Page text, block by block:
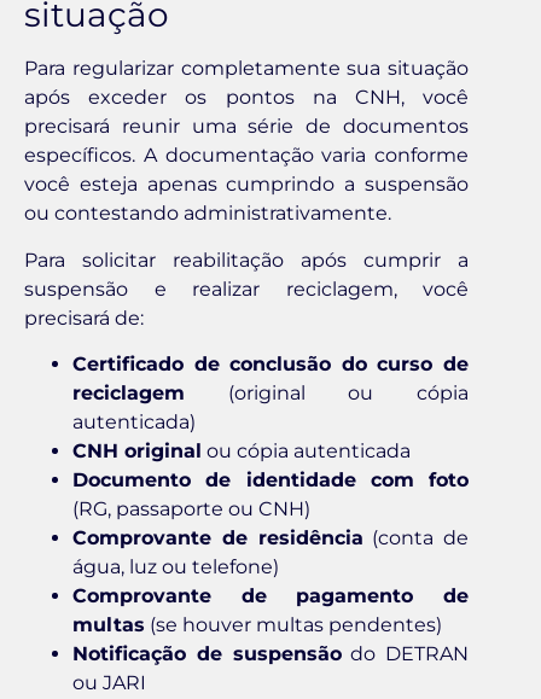
situação
Para regularizar completamente sua situação
após exceder os pontos na CNH, você
precisará reunir uma série de documentos
específicos. A documentação varia conforme
você esteja apenas cumprindo a suspensão
ou contestando administrativamente.
Para solicitar reabilitação após cumprir a
suspensão e realizar reciclagem, você
precisará de:
Certificado de conclusão do curso de
reciclagem (original ou cópia
autenticada)
CNH original ou cópia autenticada
Documento de identidade com foto
(RG, passaporte ou CNH)
Comprovante de residência (conta de
água, luz ou telefone)
Comprovante de pagamento de
multas (se houver multas pendentes)
Notificação de suspensãodo DETRAN
ou JARI